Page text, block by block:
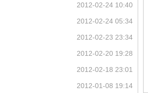
2012-02-24 10:40
2012-02-24 05:34
2012-02-23 23:34
2012-02-20 19:28
2012-02-18 23:01
2012-01-08 19:14